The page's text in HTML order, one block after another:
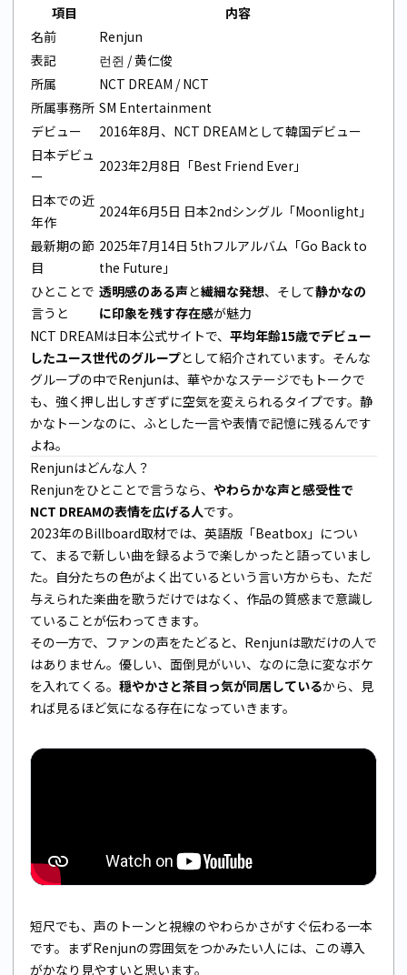
項目
内容
名前
Renjun
表記
런쥔 / 黄仁俊
所属
NCT DREAM / NCT
所属事務所 SM Entertainment
デビュー
2016年8月、NCT DREAMとして韓国デビュー
日本デビュ
ー
2023年2月8日「Best Friend Ever」
日本での近
年作
2024年6月5日 日本2ndシングル「Moonlight」
最新期の節
目
2025年7月14日 5thフルアルバム「Go Back to
the Future」
ひとことで
言うと
透明感のある声と繊細な発想、そして静かなの
に印象を残す存在感が魅力
NCT DREAMは日本公式サイトで、 平均年齢15歳でデビュー
したユース世代のグループとして紹介されています。そんな
グループの中でRenjunは、華やかなステージでもトークで
も、強く押し出しすぎずに空気を変えられるタイプです。静
かなトーンなのに、ふとした一言や表情で記憶に残るんです
よね。
Renjunはどんな人？
Renjunをひとことで言うなら、 やわらかな声と感受性で
NCT DREAMの表情を広げる人です。
2023年のBillboard取材では、英語版「Beatbox」につい
て、まるで新しい曲を録るようで楽しかったと語っていまし
た。自分たちの色がよく出ているという言い方からも、ただ
与えられた楽曲を歌うだけではなく、作品の質感まで意識し
ていることが伝わってきます。
その一方で、ファンの声をたどると、Renjunは歌だけの人で
はありません。優しい、面倒見がいい、なのに急に変なボケ
を入れてくる。 穏やかさと茶目っ気が同居しているから、見
れば見るほど気になる存在になっていきます。
短尺でも、声のトーンと視線のやわらかさがすぐ伝わる一本
です。まずRenjunの雰囲気をつかみたい人には、この導入
がかなり見やすいと思います。